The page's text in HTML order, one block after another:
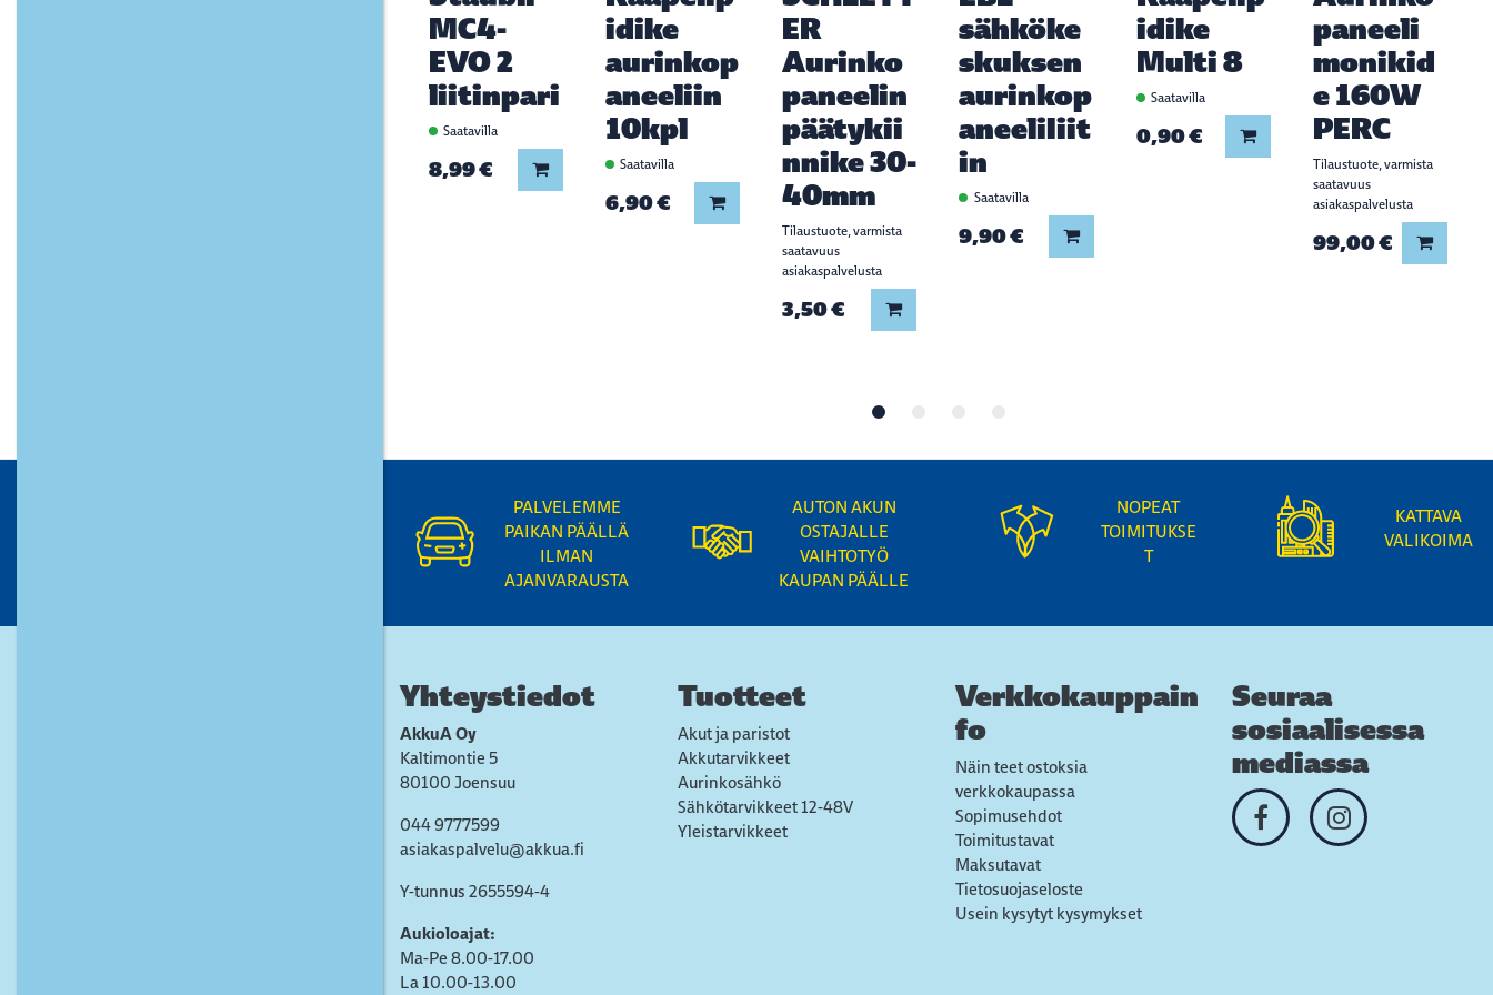
MC4-
EVO 2
liitinpari
Saatavilla
8,99 € Lisää koriin
idike
aurinkop
aneeliin
10kpl
Saatavilla
6,90 € Lisää koriin
ER
Aurinko
paneelin
päätykii
nnike 30-
40mm
Tilaustuote, varmista
saatavuus
asiakaspalvelusta
3,50 € Lisää koriin
sähköke
skuksen
aurinkop
aneeliliit
in
Saatavilla
9,90 € Lisää koriin
idike
Multi 8
Saatavilla
0,90 € Lisää koriin
paneeli
monikid
e 160W
PERC
Tilaustuote, varmista
saatavuus
asiakaspalvelusta
99,00 € Lisää
PALVELEMME
PAIKAN PÄÄLLÄ
ILMAN
AJANVARAUSTA
AUTON AKUN
OSTAJALLE
VAIHTOTYÖ
KAUPAN PÄÄLLE
NOPEAT
TOIMITUKSE
T
KATTAVA
VALIKOIMA
Yhteystiedot
AkkuA Oy
Kaltimontie 5
80100 Joensuu
044 9777599
asiakaspalvelu@akkua.fi
Y-tunnus 2655594-4
Aukioloajat:
Ma-Pe 8.00-17.00
La 10.00-13.00
Tuotteet
Akut ja paristot
Akkutarvikkeet
Aurinkosähkö
Sähkötarvikkeet 12-48V
Yleistarvikkeet
Verkkokauppain
fo
Näin teet ostoksia
verkkokaupassa
Sopimusehdot
Toimitustavat
Maksutavat
Tietosuojaseloste
Usein kysytyt kysymykset
Seuraa
sosiaalisessa
mediassa